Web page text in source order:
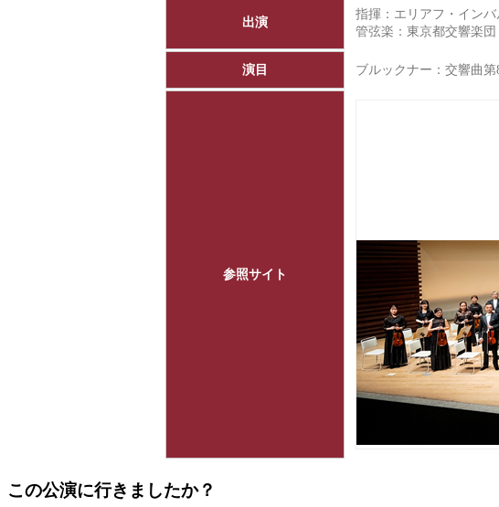
出演
指揮：エリアフ・インバ
管弦楽： 東京都交響楽団
演目 ブルックナー：交響曲
参照サイト
この公演に行きましたか？